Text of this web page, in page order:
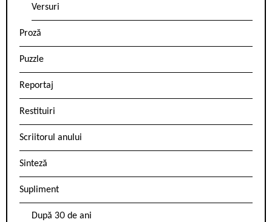
Versuri
Proză
Puzzle
Reportaj
Restituiri
Scriitorul anului
Sinteză
Supliment
După 30 de ani